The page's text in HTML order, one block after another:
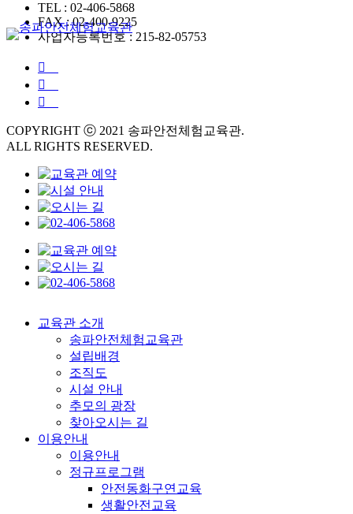
TEL : 02-406-5868
FAX : 02-400-9225
사업자등록번호 : 215-82-05753
COPYRIGHT ⓒ 2021 송파안전체험교육관.
ALL RIGHTS RESERVED.
교육관 소개
송파안전체험교육관
설립배경
조직도
시설 안내
추모의 광장
찾아오시는 길
이용안내
이용안내
정규프로그램
안전동화구연교육
생활안전교육